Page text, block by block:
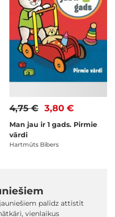
3,80 €
4,75 €
Man jau ir 1 gads. Pirmie
vārdi
Hartmūts Bībers
palīdz attīstīt
vienlaikus